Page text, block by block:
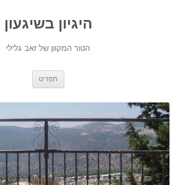
היגיון בשיגעון
הטור המקוון של זאב גלילי
תפריט